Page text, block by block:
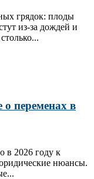
грядок: плоды
из‑за дождей и
о переменах в
в 2026 году к
нюансы.